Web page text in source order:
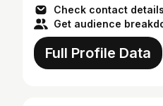
Check contact details
Get audience
Full Profile Data